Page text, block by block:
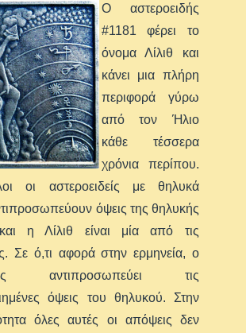
Ο αστεροειδής
#1181 φέρει το
όνομα Λίλιθ και
κάνει μια πλήρη
περιφορά γύρω
από τον Ήλιο
κάθε τέσσερα
χρόνια περίπου.
οι αστεροειδείς με θηλυκά
όψεις της θηλυκής
η Λίλιθ είναι μία από τις
Σε ό,τι αφορά στην ερμηνεία, ο
αντιπροσωπεύει τις
όψεις του θηλυκού. Στην
όλες αυτές οι απόψεις δεν